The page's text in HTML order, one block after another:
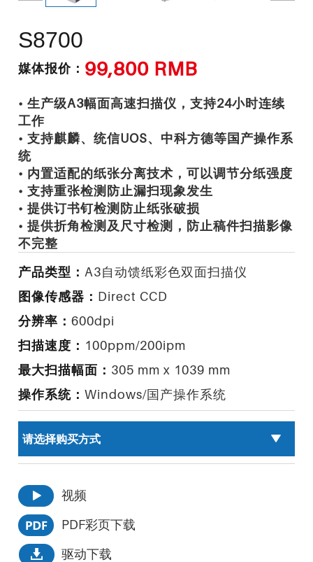
S8700
媒体报价： 99,800 RMB
• 生产级A3幅面高速扫描仪，支持24小时连续
工作
• 支持麒麟、统信UOS、中科方德等国产操作系
统
• 内置适配的纸张分离技术，可以调节分纸强度
• 支持重张检测防止漏扫现象发生
• 提供订书钉检测防止纸张破损
• 提供折角检测及尺寸检测，防止稿件扫描影像
不完整
产品类型： A3自动馈纸彩色双面扫描仪
图像传感器： Direct CCD
分辨率：600dpi
扫描速度： 100ppm/200ipm
最大扫描幅面： 305 mm x 1039 mm
操作系统：Windows/国产操作系统
视频
PDF彩页下载
驱动下载